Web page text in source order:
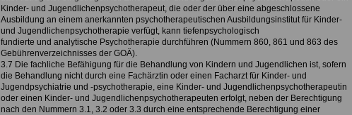
Kinder- und Jugendlichenpsychotherapeut, die oder der über eine abgeschlossene
Ausbildung an einem anerkannten psychotherapeutischen Ausbildungsinstitut für Kinder-
und Jugendlichenpsychotherapie verfügt, kann tiefenpsychologisch
fundierte und analytische Psychotherapie durchführen (Nummern 860, 861 und 863 des
Gebührenverzeichnisses der GOÄ).
3.7 Die fachliche Befähigung für die Behandlung von Kindern und Jugendlichen ist, sofern
die Behandlung nicht durch eine Fachärztin oder einen Facharzt für Kinder- und
Jugendpsychiatrie und -psychotherapie, eine Kinder- und Jugendlichenpsychotherapeutin
oder einen Kinder- und Jugendlichenpsychotherapeuten erfolgt, neben der Berechtigung
nach den Nummern 3.1, 3.2 oder 3.3 durch eine entsprechende Berechtigung einer